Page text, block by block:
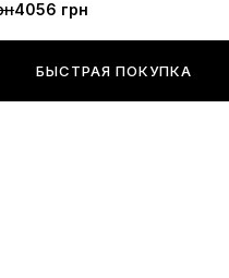
4056 грн
БЫСТРАЯ ПОКУПКА